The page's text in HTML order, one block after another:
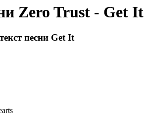
Zero Trust - Get It
песни Get It